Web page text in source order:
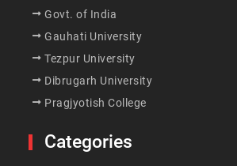
Govt. of India
Gauhati University
Tezpur University
Dibrugarh University
Pragjyotish College
Categories